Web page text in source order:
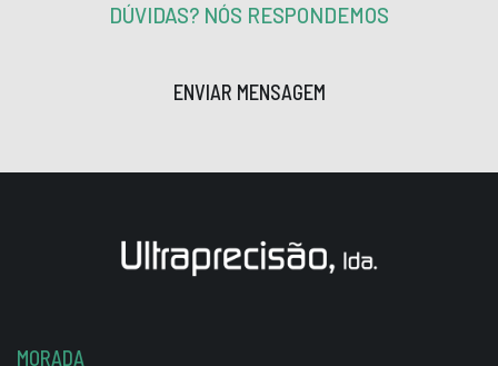
DÚVIDAS? NÓS RESPONDEMOS
ENVIAR MENSAGEM
MORADA